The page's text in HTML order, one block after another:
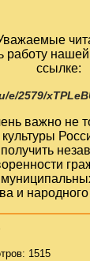
работу
ссылке:
2579/
важно не
и
1515